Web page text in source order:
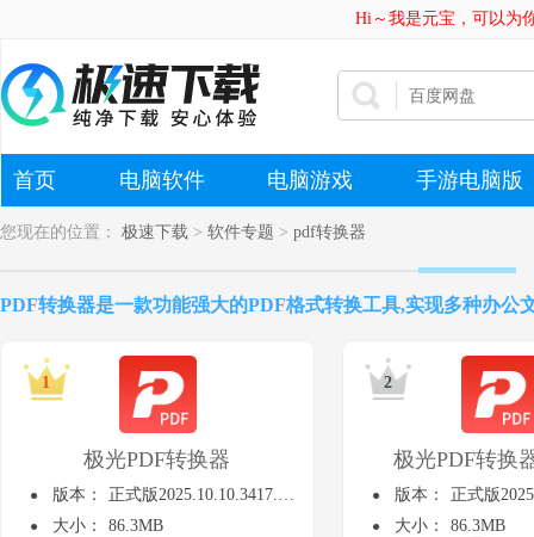
Hi～我是元宝，可以为
首页 电脑软件 电脑游戏 手游电脑版
您现在的位置： 极速下载 > 软件专题 > pdf转换器
PDF转换器是一款功能强大的PDF格式转换工具,实现多种办
极光PDF转换器
版本：
正式版2025.10.10.3417.3070
大小：
86.3MB
极光PDF转换
版本：
正式版
大小：
86.3MB